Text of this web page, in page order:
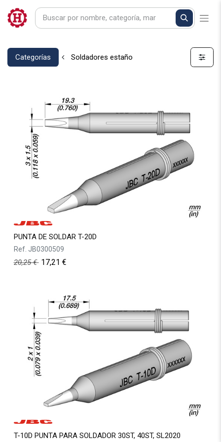
Categorías Soldadores estaño
PUNTA DE SOLDAR T-20D
Ref. JB0300509
20,25€ 17,21 €
T-10D PUNTA PARA SOLDADOR 30ST, 40ST, SL2020